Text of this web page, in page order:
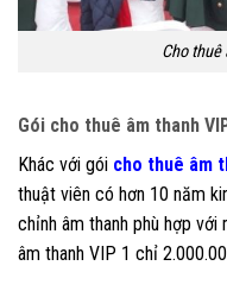
Cho thuê
Gói cho thuê âm thanh
Khác với gói cho thuê âm
thuật viên có hơn 10 năm
chỉnh âm thanh phù hợp
âm thanh VIP 1 chỉ